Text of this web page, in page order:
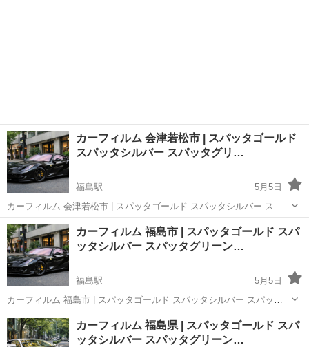
カーフィルム 会津若松市 | スパッタゴールド
スパッタシルバー スパッタグリ…
福島駅
5月5日
カーフィルム 会津若松市 | スパッタゴールド スパッタシルバー スパ
ッタグリーン ゴーストオーロラフィルム シルフィード ウインコス ス
モークフィルム 車フィルム 安い 🚗【カーフィルム探してる方へ】車
種入力だけで一...
福島 福島市 その他 ページ
カーフィルム 福島市 | スパッタゴールド スパ
ッタシルバー スパッタグリーン…
福島駅
5月5日
カーフィルム 福島市 | スパッタゴールド スパッタシルバー スパッタ
グリーン ゴーストオーロラフィルム シルフィード ウインコス スモー
クフィルム 車フィルム 安い 🚗【カーフィルム探してる方へ】車種入
力だけで一発検...
福島 福島市 その他 ページ
カーフィルム 福島県 | スパッタゴールド スパ
ッタシルバー スパッタグリーン…